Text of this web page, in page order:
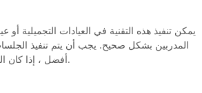
يمكن تنفيذ هذه التقنية في العيادات التجميلية
المدربين بشكل صحيح. يجب أن يتم تنفيذ
أفضل ، إذا كان الشخص مصابًا بجلسة تصريف لمفاوية يدوية أو ميكانيكية.